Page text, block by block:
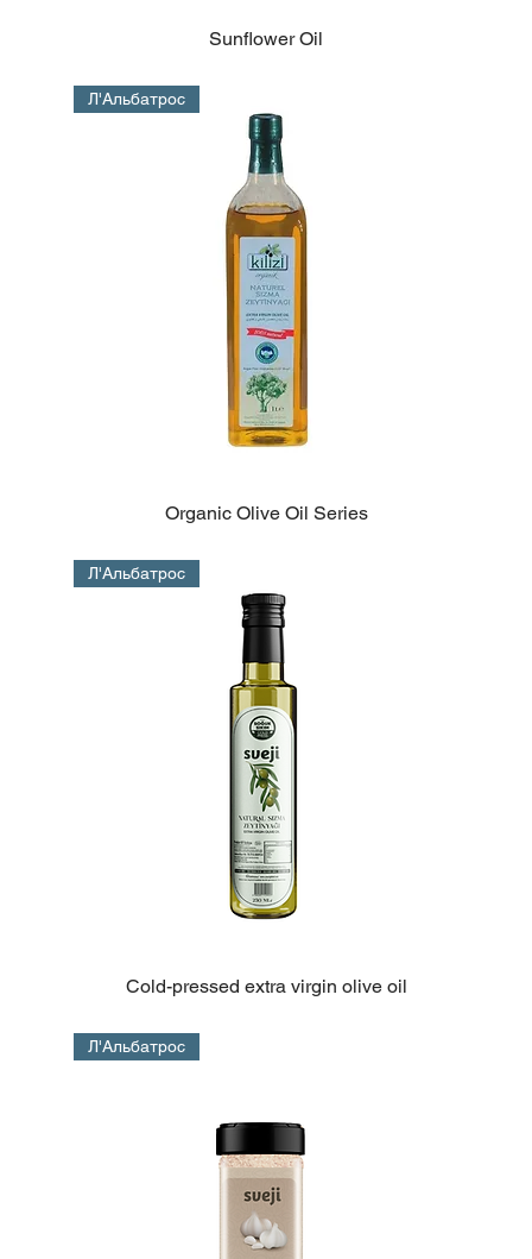
Sunflower Oil
Л'Альбатрос
Organic Olive Oil Series
Л'Альбатрос
Cold-pressed extra virgin olive oil
Л'Альбатрос